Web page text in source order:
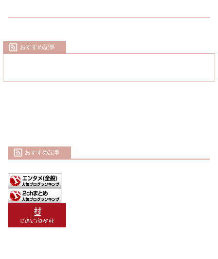
おすすめ記事
おすすめ記事